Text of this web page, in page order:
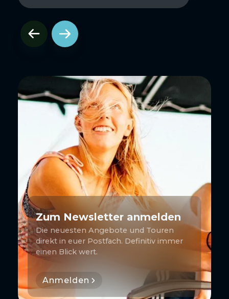
Zum Newsletter anmelden
Die neuesten Angebote und Touren
direkt in euer Postfach. Definitiv immer
einen Blick wert.
Anmelden